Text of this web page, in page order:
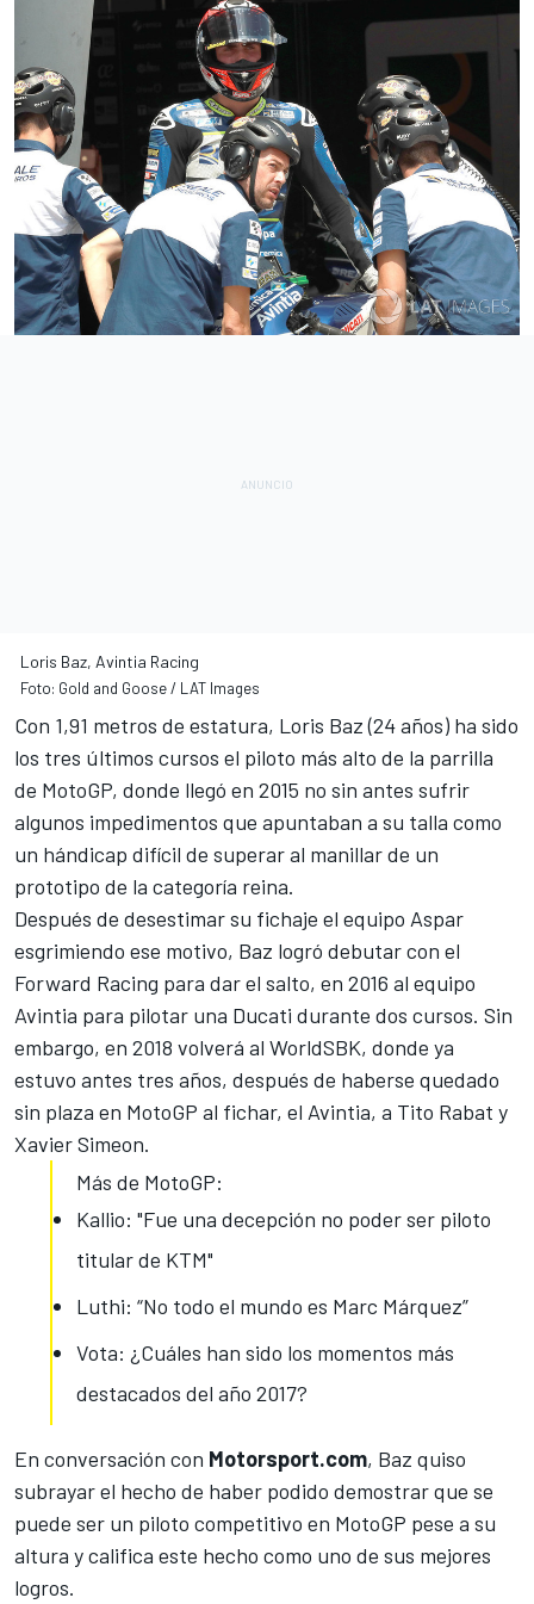
Loris Baz, Avintia Racing
Foto: Gold and Goose / LAT Images
Con 1,91 metros de estatura, Loris Baz (24 años) ha sido
los tres últimos cursos el piloto más alto de la parrilla
de MotoGP, donde llegó en 2015 no sin antes sufrir
algunos impedimentos que apuntaban a su talla como
un hándicap difícil de superar al manillar de un
prototipo de la categoría reina.
Después de desestimarsu fichaje el equipo Aspar
esgrimiendo ese motivo, Baz logró debutar con el
Forward Racing para dar el salto, en 2016 al equipo
Avintia para pilotar una Ducati durante dos cursos. Sin
embargo, en 2018 volverá al WorldSBK, donde ya
estuvo antes tres años, después de haberse quedado
sin plaza en MotoGP al fichar, el Avintia, a Tito Rabat y
Xavier Simeon.
Más de MotoGP:
Kallio: "Fue una decepción no poder ser piloto
titular de KTM"
Luthi: “No todo el mundo es Marc Márquez”
Vota: ¿Cuáles han sido los momentos más
destacados del año 2017?
En conversación con Motorsport.com, Baz quiso
subrayar el hecho de haber podido demostrar que se
puede ser un piloto competitivo en MotoGP pese a su
altura y califica este hecho como uno de sus mejores
logros.